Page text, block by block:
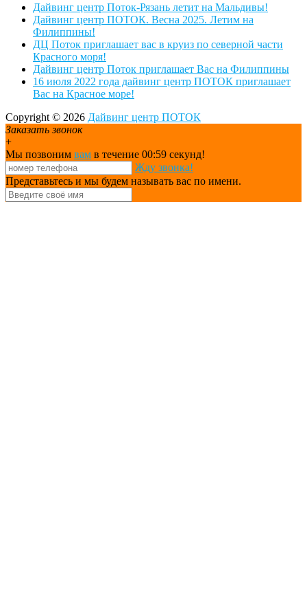
Дайвинг центр Поток-Рязань летит на Мальдивы!
Дайвинг центр ПОТОК. Весна 2025. Летим на
Филиппины!
ДЦ Поток приглашает вас в круиз по северной части
Красного моря!
Дайвинг центр Поток приглашает Вас на Филиппины
16 июля 2022 года дайвинг центр ПОТОК приглашает
Вас на Красное море!
Copyright © 2026 Дайвинг центр ПОТОК
Заказать звонок
+
Мы позвоним вам в течение 00:59 секунд!
Жду звонка!
Представьтесь и мы будем называть вас по имени.